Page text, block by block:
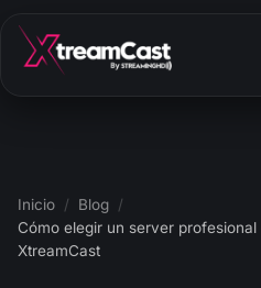
Inicio / Blog /
Cómo elegir un server profesional
XtreamCast